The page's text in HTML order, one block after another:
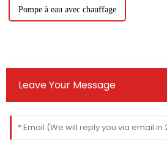
Pompe à eau avec chauffage
Leave Your Message